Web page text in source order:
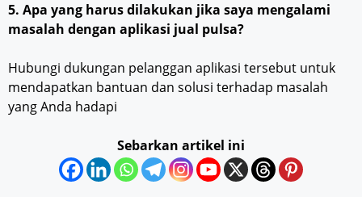
5. Apa yang harus dilakukan jika saya mengalami
masalah dengan aplikasi jual pulsa?
Hubungi dukungan pelanggan aplikasi tersebut untuk
mendapatkan bantuan dan solusi terhadap masalah
yang Anda hadapi
Sebarkan artikel ini